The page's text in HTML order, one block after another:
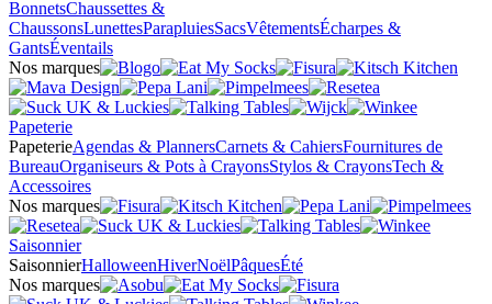
BonnetsChaussettes &
ChaussonsLunettesParapluiesSacsVêtementsÉcharpes &
GantsÉventails
Nos marques
Papeterie
PapeterieAgendas & PlannersCarnets & CahiersFournitures de
BureauOrganiseurs & Pots à CrayonsStylos & CrayonsTech &
Accessoires
Nos marques
Saisonnier
SaisonnierHalloweenHiverNoëlPâquesÉté
Nos marques